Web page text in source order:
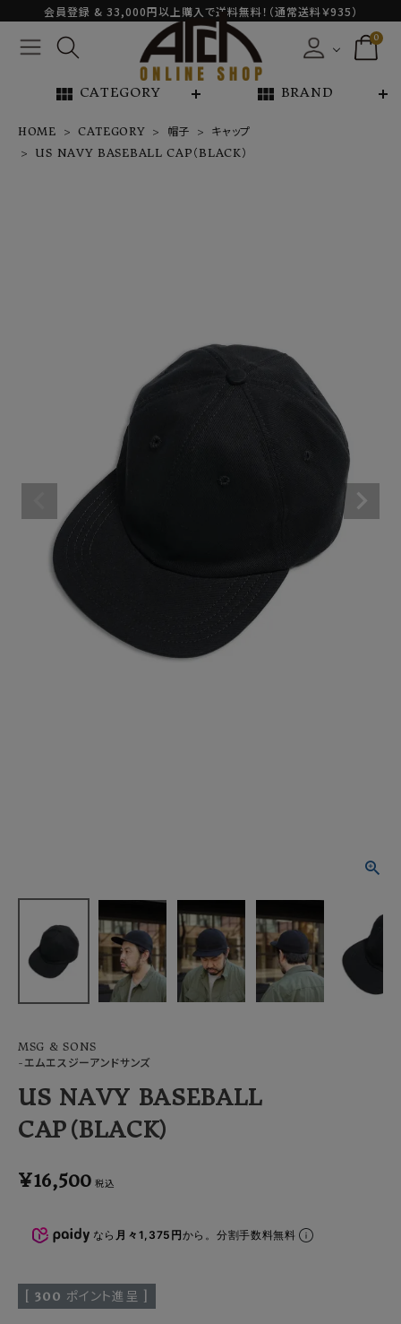
会員登録 & 33,000円以上購入で送料無料！（通常送料￥935）
0
view_module CATEGORY view_module BRAND
ARCH EXCLUSIVE
CATEGORY
CONTENTS
SHOP
INFORMATION
会員登録
HOME CATEGORY 帽子
キャップ
US NAVY BASEBALL CAP（BLACK）
MSG & SONS
-エムエスジーアンドサンズ
US NAVY BASEBALL
CAP（BLACK）
¥16,500 税込
なら 月々1,375円から。分割手数料無料
300 ポイント進呈 ]